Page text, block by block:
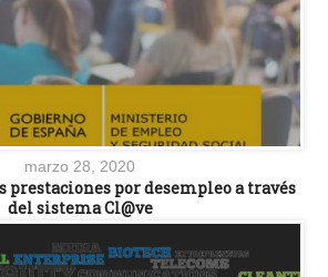
marzo 28, 2020
prestaciones por desempleo a través
del sistema Cl@ve